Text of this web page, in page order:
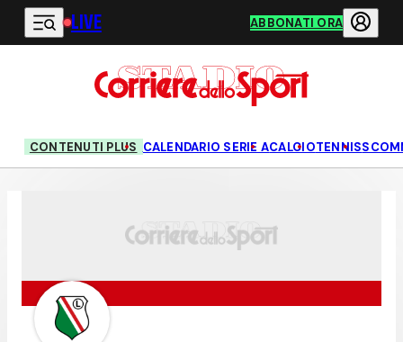
Vai al contenuto principale
LIVE ABBONATI ORA
CONTENUTI PLUS CALENDARIO SERIE ACALCIOTENNIS